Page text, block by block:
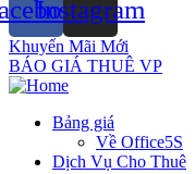
Instagram
Khuyến Mãi Mới
BÁO GIÁ THUÊ VP
Bảng giá
Về Office5S
Dịch Vụ Cho Thuê